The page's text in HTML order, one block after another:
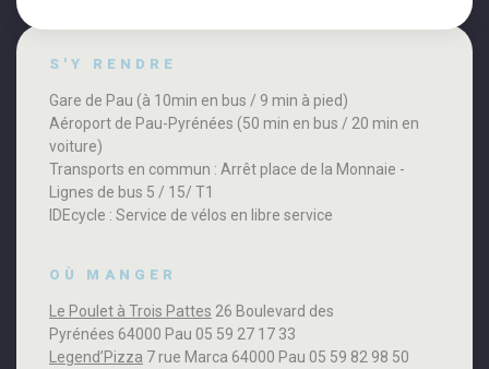
S'Y RENDRE
Gare de Pau (à 10min en bus / 9 min à pied)
Aéroport de Pau-Pyrénées (50 min en bus / 20 min en
voiture)
Transports en commun : Arrêt place de la Monnaie -
Lignes de bus 5 / 15/ T1
IDEcycle : Service de vélos en libre service
OÙ MANGER
Le Poulet à Trois Pattes 26 Boulevard des
Pyrénées 64000 Pau 05 59 27 17 33
Legend’Pizza 7 rue Marca 64000 Pau 05 59 82 98 50